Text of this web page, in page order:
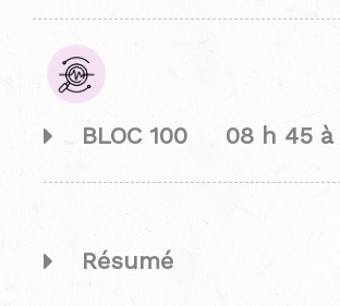
BLOC 100 08 h 45 à
Résumé